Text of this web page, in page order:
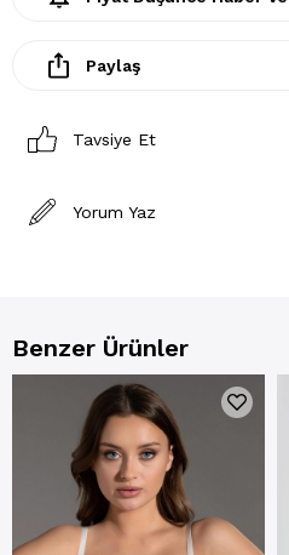
Paylaş
Tavsiye Et
Yorum Yaz
Benzer Ürünler